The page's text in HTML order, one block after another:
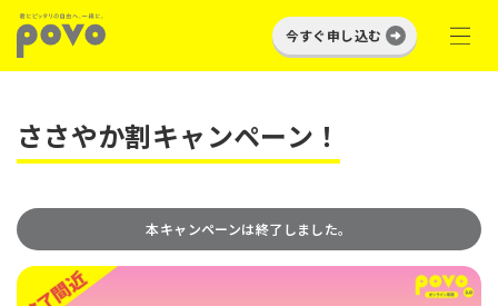
今すぐ申し込む
ささやか割キャンペーン！
本キャンペーンは終了しました。